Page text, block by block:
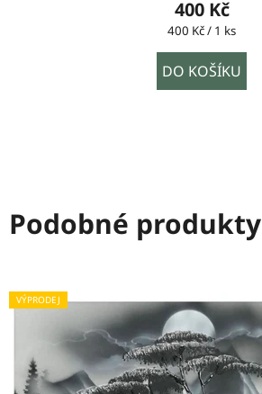
400 Kč
Měrná
400 Kč / 1 ks
DO KOŠÍKU
Podobné produkty
VÝPRODEJ